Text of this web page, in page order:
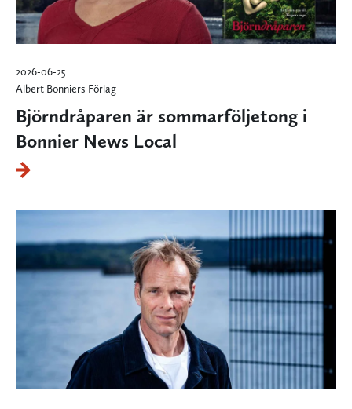
2026-06-25
Albert Bonniers Förlag
Björndråparen är sommarföljetong i
Bonnier News Local